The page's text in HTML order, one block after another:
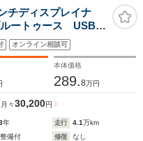
ディスプレイナ
ートゥース USB
ート シート&ステ
ト 18AW 1オーナ
オンライン相談可
本体価格
289.8万円
月々30,200円
年 走行 4.1万km
備付 修復
なし